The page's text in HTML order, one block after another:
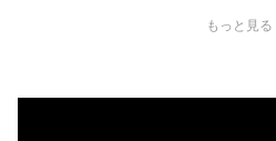
もっと見る